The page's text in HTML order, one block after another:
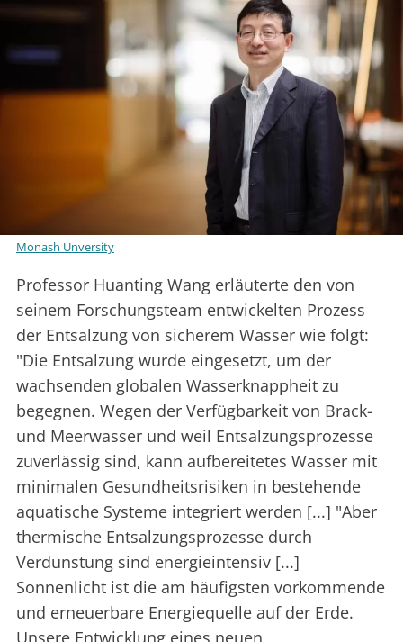
Monash Unversity
Professor Huanting Wang erläuterte den von
seinem Forschungsteam entwickelten Prozess
der Entsalzung von sicherem Wasser wie folgt:
"Die Entsalzung wurde eingesetzt, um der
wachsenden globalen Wasserknappheit zu
begegnen. Wegen der Verfügbarkeit von Brack-
und Meerwasser und weil Entsalzungsprozesse
zuverlässig sind, kann aufbereitetes Wasser mit
minimalen Gesundheitsrisiken in bestehende
aquatische Systeme integriert werden [...] "Aber
thermische Entsalzungsprozesse durch
Verdunstung sind energieintensiv [...]
Sonnenlicht ist die am häufigsten vorkommende
und erneuerbare Energiequelle auf der Erde.
Unsere Entwicklung eines neuen